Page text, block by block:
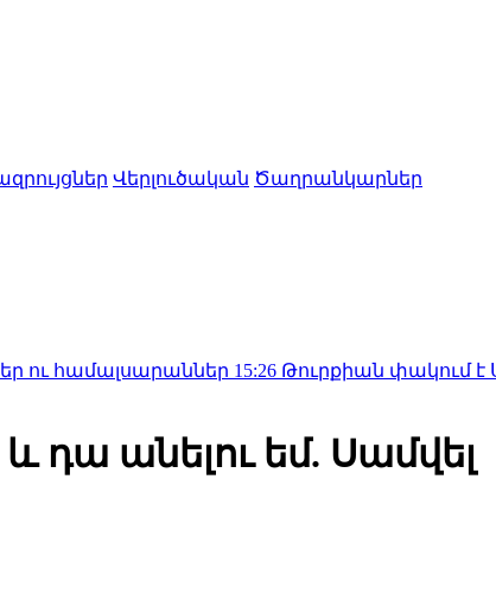
Վերլուծական Ծաղրանկարներ
15:26Թուրքիան փակում է Սև ծովի
դա անելու եմ. Սամվել